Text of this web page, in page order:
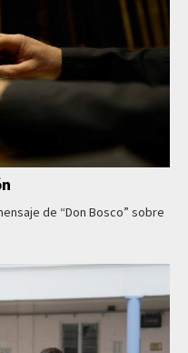
de “Don Bosco” sobre